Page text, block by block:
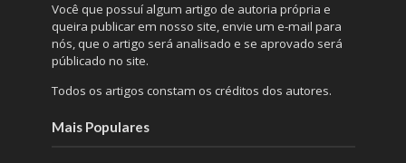
Você que possuí algum artigo de autoria própria e
queira publicar em nosso site, envie um e-mail para
nós, que o artigo será analisado e se aprovado será
públicado no site.
Todos os artigos constam os créditos dos autores.
Mais Populares